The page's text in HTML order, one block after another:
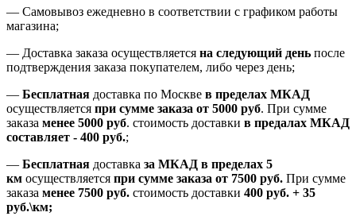
— Самовывоз ежедневно в соответствии с графиком работы
магазина;
— Доставка заказа осуществляется на следующий день после
подтверждения заказа покупателем, либо через день;
— Бесплатная доставка по Москве в пределах МКАД
осуществляется при сумме заказа от 5000 руб. При сумме
заказа менее 5000 руб. стоимость доставки в предалах МКАД
составляет - 400 руб.;
— Бесплатная доставка за МКАД в пределах 5
км осуществляется при сумме заказа от 7500 руб. При сумме
заказа менее 7500 руб. стоимость доставки 400 руб. + 35
руб.\км;